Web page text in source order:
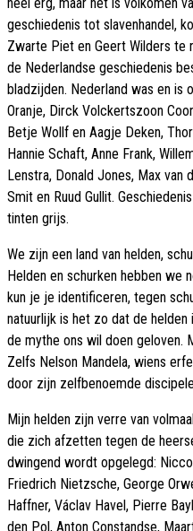
heel erg, maar het is volkomen
geschiedenis tot slavenhandel,
Zwarte Piet en Geert Wilders te
de Nederlandse geschiedenis
bladzijden. Nederland was en is
Oranje, Dirck Volckertszoon
Betje Wollf en Aagje Deken,
Hannie Schaft, Anne Frank,
Lenstra, Donald Jones, Max
Smit en Ruud Gullit.
tinten grijs.
We zijn een land van helden,
Helden en schurken hebben we
kun je je identificeren, tegen
natuurlijk is het zo dat de
de mythe ons wil doen geloven.
Zelfs Nelson Mandela, wiens
door zijn zelfbenoemde
Mijn helden zijn verre van
die zich afzetten tegen de
dwingend wordt opgelegd:
Friedrich Nietzsche, George
Haffner, Václav Havel, Pierre
den Pol, Anton Constandse,